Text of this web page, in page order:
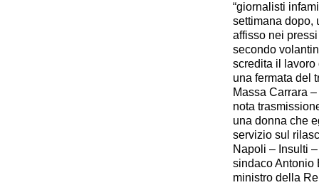
“giornalisti
settimana dopo,
affisso nei
secondo
scredita il lavoro
una fermata del
Massa Carrara
nota
una donna che
servizio sul
Napoli – Insulti
sindaco Antonio
ministro della